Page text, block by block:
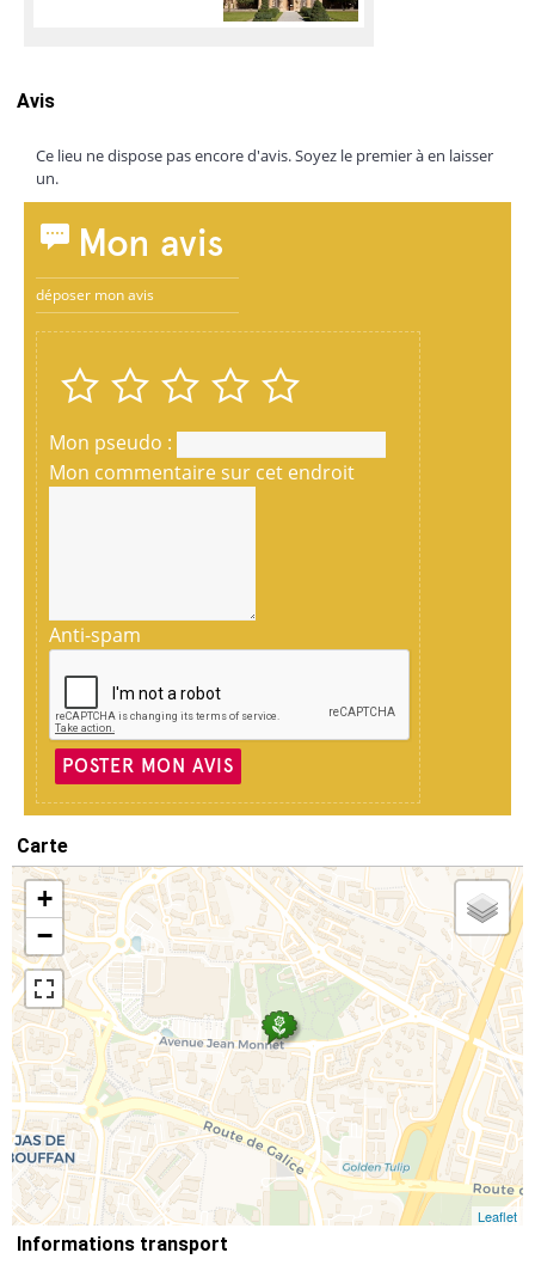
Avis
Ce lieu ne dispose pas encore d'avis. Soyez le premier à en laisser
un.
Mon avis
déposer mon avis
Mon pseudo :
Mon commentaire sur cet endroit
Anti-spam
POSTER MON AVIS
Carte
+
−
Leaflet
Informations transport